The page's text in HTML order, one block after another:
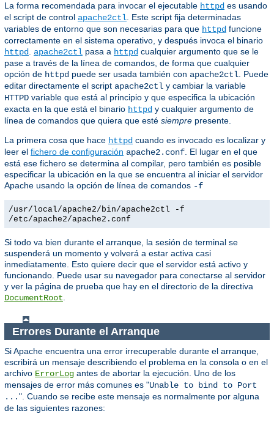
La forma recomendada para invocar el ejecutable httpd es usando
el script de control apache2ctl . Este script fija determinadas
variables de entorno que son necesarias para que httpd funcione
correctamente en el sistema operativo, y después invoca el binario
httpd
apache2ctl pasa a httpd cualquier argumento que se le
pase a través de la línea de comandos, de forma que cualquier
opción de httpd puede ser usada también con apache2ctl . Puede
editar directamente el script apache2ctl y cambiar la variable
HTTPD variable que está al principio y que especifica la ubicación
exacta en la que está el binario httpd y cualquier argumento de
línea de comandos que quiera que esté siempre presente.
La primera cosa que hace httpd cuando es invocado es localizar y
leer el fichero de configuración apache2.conf . El lugar en el que
está ese fichero se determina al compilar, pero también es posible
especificar la ubicación en la que se encuentra al iniciar el servidor
Apache usando la opción de línea de comandos -f
/usr/local/apache2/bin/apache2ctl -f
/etc/apache2/apache2.conf
Si todo va bien durante el arranque, la sesión de terminal se
suspenderá un momento y volverá a estar activa casi
inmediatamente. Esto quiere decir que el servidor está activo y
funcionando. Puede usar su navegador para conectarse al servidor
y ver la página de prueba que hay en el directorio de la directiva
DocumentRoot
Errores Durante el Arranque
Si Apache encuentra una error irrecuperable durante el arranque,
escribirá un mensaje describiendo el problema en la consola o en el
archivo ErrorLog antes de abortar la ejecución. Uno de los
mensajes de error más comunes es "Unable to bind to Port
...". Cuando se recibe este mensaje es normalmente por alguna
de las siguientes razones: